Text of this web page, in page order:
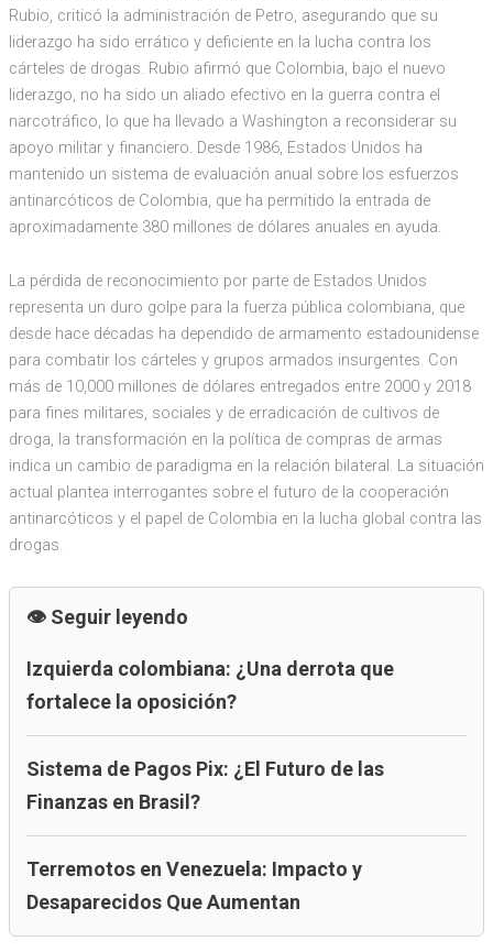
Rubio, criticó la administración de Petro, asegurando que su
liderazgo ha sido errático y deficiente en la lucha contra los
cárteles de drogas. Rubio afirmó que Colombia, bajo el nuevo
liderazgo, no ha sido un aliado efectivo en la guerra contra el
narcotráfico, lo que ha llevado a Washington a reconsiderar su
apoyo militar y financiero. Desde 1986, Estados Unidos ha
mantenido un sistema de evaluación anual sobre los esfuerzos
antinarcóticos de Colombia, que ha permitido la entrada de
aproximadamente 380 millones de dólares anuales en ayuda.
La pérdida de reconocimiento por parte de Estados Unidos
representa un duro golpe para la fuerza pública colombiana, que
desde hace décadas ha dependido de armamento estadounidense
para combatir los cárteles y grupos armados insurgentes. Con
más de 10,000 millones de dólares entregados entre 2000 y 2018
para fines militares, sociales y de erradicación de cultivos de
droga, la transformación en la política de compras de armas
indica un cambio de paradigma en la relación bilateral. La situación
actual plantea interrogantes sobre el futuro de la cooperación
antinarcóticos y el papel de Colombia en la lucha global contra las
drogas.
Seguir leyendo
Izquierda colombiana: ¿Una derrota que
fortalece la oposición?
Sistema de Pagos Pix: ¿El Futuro de las
Finanzas en Brasil?
Terremotos en Venezuela: Impacto y
Desaparecidos Que Aumentan